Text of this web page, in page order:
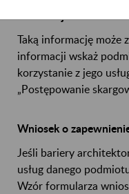
Taką informację może
informacji wskaż
korzystanie z jego
„Postępowanie
Wniosek o
Jeśli bariery
usług danego
Wzór formularza